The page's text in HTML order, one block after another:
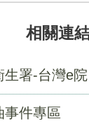
相關連
生署-台灣e院
事件專區